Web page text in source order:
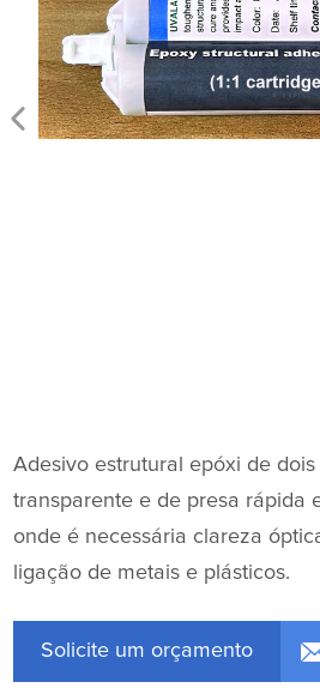
Adesivo estrutural epóxi de dois
transparente e de presa rápida
onde é necessária clareza
ligação de metais e plásticos.
Solicite um orçamento